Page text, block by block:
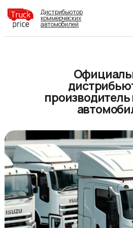
производитель
Дистрибьютор
коммерческих
автомобилей